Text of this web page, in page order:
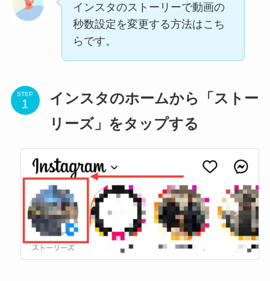
インスタのストーリーで動画の
秒数設定を変更する方法はこち
らです。
STEP
インスタのホームから「ストー
リーズ」をタップする